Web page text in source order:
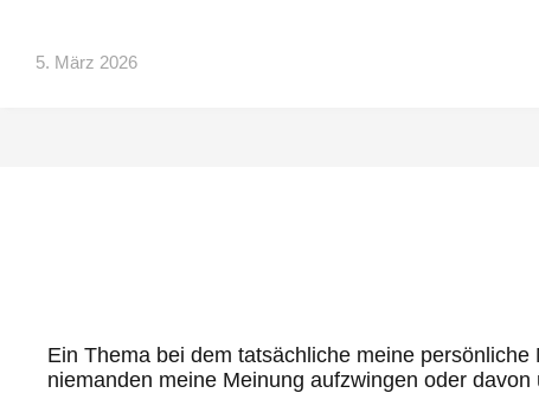
5. März 2026
Ein Thema bei dem tatsächliche meine
niemanden meine Meinung aufzwingen oder davon